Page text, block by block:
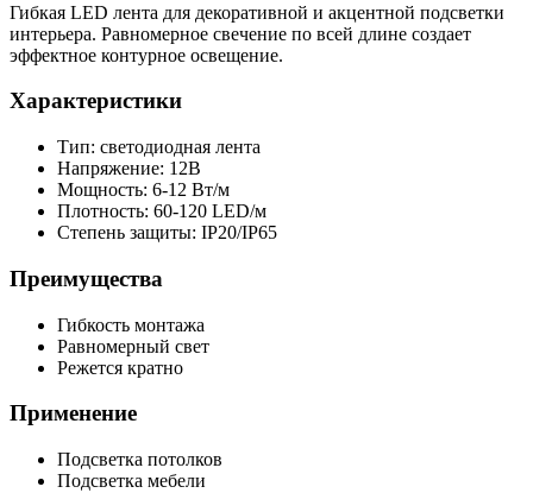
Гибкая LED лента для декоративной и акцентной подсветки
интерьера. Равномерное свечение по всей длине создает
эффектное контурное освещение.
Характеристики
Тип: светодиодная лента
Напряжение: 12В
Мощность: 6-12 Вт/м
Плотность: 60-120 LED/м
Степень защиты: IP20/IP65
Преимущества
Гибкость монтажа
Равномерный свет
Режется кратно
Применение
Подсветка потолков
Подсветка мебели